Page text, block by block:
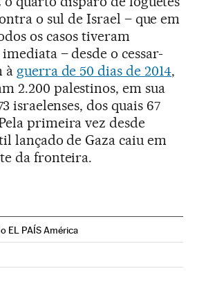
o sul de Israel – que em
os casos tiveram
– desde o cessar-
à guerra de 50 dias de 2014,
2.200 palestinos, em sua
israelenses, dos quais 67
primeira vez desde
lançado de Gaza caiu em
da fronteira.
EL PAÍS América
Brasil en Twitter
País Brasil en Instagram
El País Brasil en Facebook